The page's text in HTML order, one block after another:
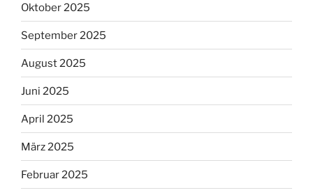
Oktober 2025
September 2025
August 2025
Juni 2025
April 2025
März 2025
Februar 2025